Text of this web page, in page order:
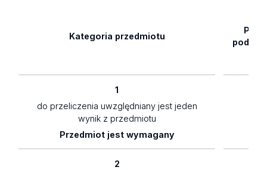
Kategoria przedmiotu
1
do przeliczenia uwzględniany jest jeden
wynik z przedmiotu
Przedmiot jest wymagany
2